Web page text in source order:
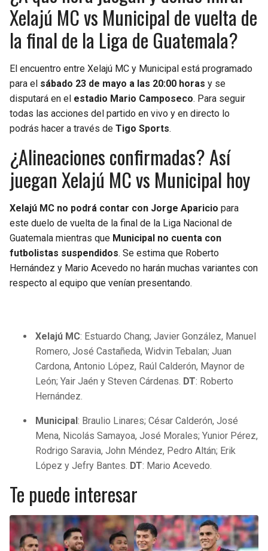
Xelajú MC vs Municipal de vuelta de
la final de la Liga de Guatemala?
El encuentro entre Xelajú MC y Municipal está programado
para el sábado 23 de mayo a las 20:00 horas y se
disputará en el estadio Mario Camposeco. Para seguir
todas las acciones del partido en vivo y en directo lo
podrás hacer a través de Tigo Sports.
¿Alineaciones confirmadas? Así
juegan Xelajú MC vs Municipal hoy
Xelajú MC no podrá contar con Jorge Aparicio para
este duelo de vuelta de la final de la Liga Nacional de
Guatemala mientras que Municipal no cuenta con
futbolistas suspendidos. Se estima que Roberto
Hernández y Mario Acevedo no harán muchas variantes con
respecto al equipo que venían presentando.
Xelajú MC: Estuardo Chang; Javier González, Manuel
Romero, José Castañeda, Widvin Tebalan; Juan
Cardona, Antonio López, Raúl Calderón, Maynor de
León; Yair Jaén y Steven Cárdenas. DT: Roberto
Hernández.
Municipal: Braulio Linares; César Calderón, José
Mena, Nicolás Samayoa, José Morales; Yunior Pérez,
Rodrigo Saravia, John Méndez, Pedro Altán; Erik
López y Jefry Bantes. DT: Mario Acevedo.
Te puede interesar